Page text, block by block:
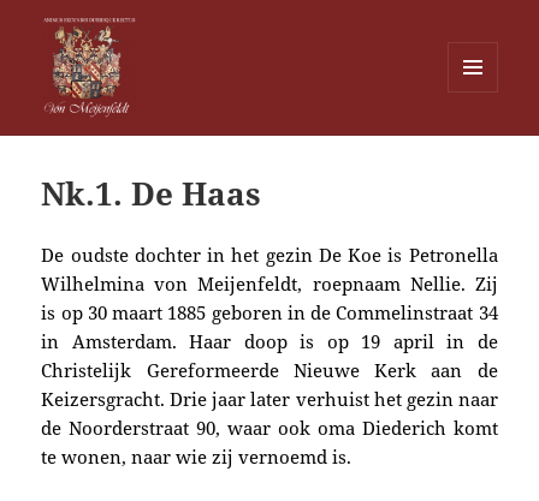
WIDGETS
Nk.1. De Haas
De oudste dochter in het gezin De Koe is Petronella
Wilhelmina von Meijenfeldt, roepnaam Nellie. Zij
is op 30 maart 1885 geboren in de Commelinstraat 34
in Amsterdam. Haar doop is op 19 april in de
Christelijk Gereformeerde Nieuwe Kerk aan de
Keizersgracht. Drie jaar later verhuist het gezin naar
de Noorderstraat 90, waar ook oma Diederich komt
te wonen, naar wie zij vernoemd is.